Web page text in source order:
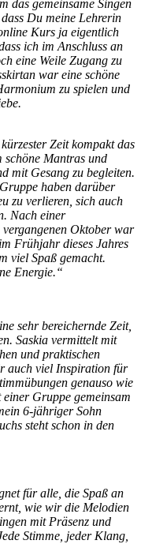
das gemeinsame Singen
Du meine Lehrerin
Kurs ja eigentlich
ich im Anschluss an
eine Weile Zugang zu
war eine schöne
zu spielen und
Zeit kompakt das
schöne Mantras und
mit Gesang zu begleiten.
haben darüber
zu verlieren, sich auch
Nach einer
Oktober war
Frühjahr dieses Jahres
viel Spaß gemacht.
Energie.“
sehr bereichernde Zeit,
Saskia vermittelt mit
und praktischen
auch viel Inspiration für
genauso wie
Gruppe gemeinsam
6-jähriger Sohn
steht schon in den
für alle, die Spaß an
wie wir die Melodien
mit Präsenz und
Stimme, jeder Klang,